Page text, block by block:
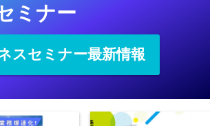
ミナー
スセミナー最新情報